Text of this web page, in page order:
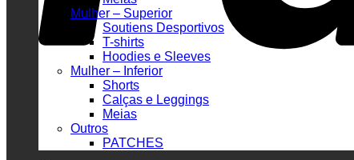
Mulher – Superior
Soutiens Desportivos
T-shirts
Hoodies e Sleeves
Mulher – Inferior
Shorts
Calças e Leggings
Meias
Outros
PATCHES